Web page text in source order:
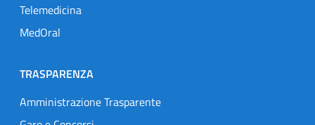
Telemedicina
MedOral
TRASPARENZA
Amministrazione Trasparente